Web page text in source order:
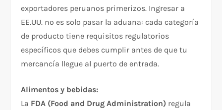
exportadores peruanos primerizos. Ingresar a
EE.UU. no es solo pasar la aduana: cada categoría
de producto tiene requisitos regulatorios
específicos que debes cumplir antes de que tu
mercancía llegue al puerto de entrada.
Alimentos y bebidas:
La FDA (Food and Drug Administration) regula